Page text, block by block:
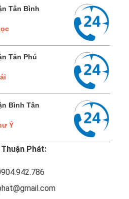
Tân Bình
Tân Phú
Bình Tân
Ý
Phát: